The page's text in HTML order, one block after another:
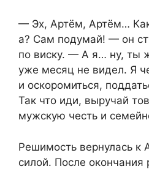
— Эх, Артём, Артём…
а? Сам подумай! — он
по виску. — А я… ну, ты
уже месяц не видел. Я
и оскоромиться,
Так что иди, выручай
мужскую честь и
Решимость вернулась к
силой. После